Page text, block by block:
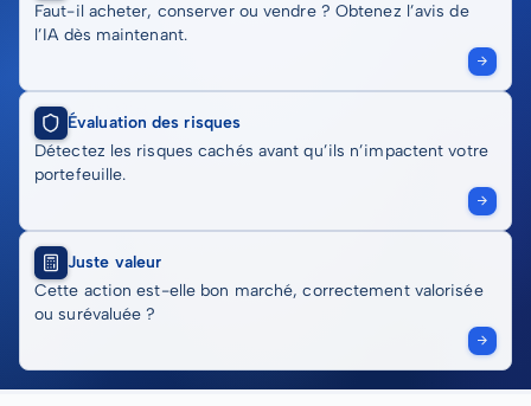
Faut-il acheter, conserver ou vendre ? Obtenez l’avis de
l’IA dès maintenant.
Évaluation des risques
Détectez les risques cachés avant qu’ils n’impactent votre
portefeuille.
Juste valeur
Cette action est-elle bon marché, correctement valorisée
ou surévaluée ?